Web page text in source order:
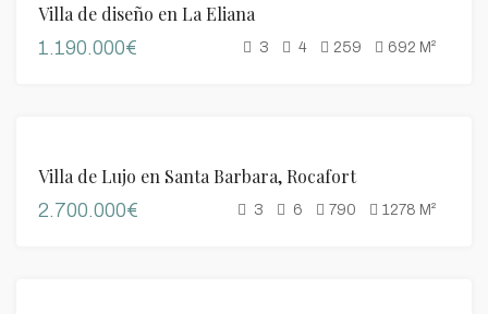
Villa de diseño en La Eliana
1.190.000€ 3 4 259 692 M²
Villa de Lujo en Santa Barbara, Rocafort
2.700.000€ 3 6 790 1278 M²